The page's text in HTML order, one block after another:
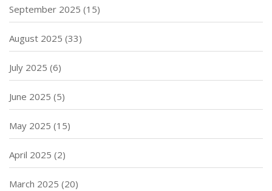
September 2025 (15)
August 2025 (33)
July 2025 (6)
June 2025 (5)
May 2025 (15)
April 2025 (2)
March 2025 (20)